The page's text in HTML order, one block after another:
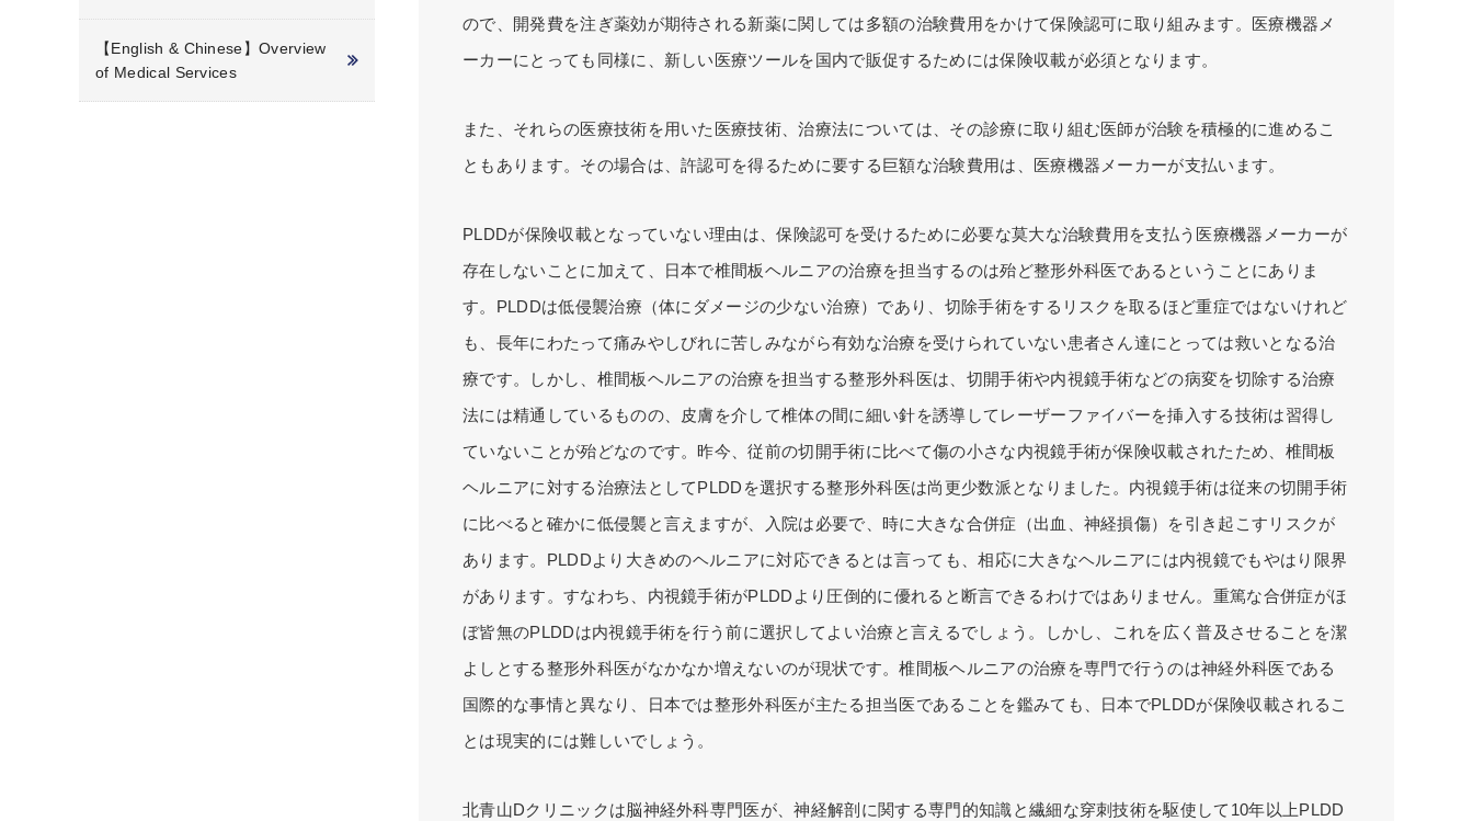
ので、開発費を注ぎ薬効が期待される新薬に関しては多額の治験費用をかけて保険認可に取り組みます。医療機器メ
ーカーにとっても同様に、新しい医療ツールを国内で販促するためには保険収載が必須となります。
また、それらの医療技術を用いた医療技術、治療法については、その診療に取り組む医師が治験を積極的に進めるこ
ともあります。その場合は、許認可を得るために要する巨額な治験費用は、医療機器メーカーが支払います。
PLDDが保険収載となっていない理由は、保険認可を受けるために必要な莫大な治験費用を支払う医療機器メーカーが
存在しないことに加えて、日本で椎間板ヘルニアの治療を担当するのは殆ど整形外科医であるということにありま
す。PLDDは低侵襲治療（体にダメージの少ない治療）であり、切除手術をするリスクを取るほど重症ではないけれど
も、長年にわたって痛みやしびれに苦しみながら有効な治療を受けられていない患者さん達にとっては救いとなる治
療です。しかし、椎間板ヘルニアの治療を担当する整形外科医は、切開手術や内視鏡手術などの病変を切除する治療
法には精通しているものの、皮膚を介して椎体の間に細い針を誘導してレーザーファイバーを挿入する技術は習得し
ていないことが殆どなのです。昨今、従前の切開手術に比べて傷の小さな内視鏡手術が保険収載されたため、椎間板
ヘルニアに対する治療法としてPLDDを選択する整形外科医は尚更少数派となりました。内視鏡手術は従来の切開手術
に比べると確かに低侵襲と言えますが、入院は必要で、時に大きな合併症（出血、神経損傷）を引き起こすリスクが
あります。PLDDより大きめのヘルニアに対応できるとは言っても、相応に大きなヘルニアには内視鏡でもやはり限界
があります。すなわち、内視鏡手術がPLDDより圧倒的に優れると断言できるわけではありません。重篤な合併症がほ
ぼ皆無のPLDDは内視鏡手術を行う前に選択してよい治療と言えるでしょう。しかし、これを広く普及させることを潔
よしとする整形外科医がなかなか増えないのが現状です。椎間板ヘルニアの治療を専門で行うのは神経外科医である
国際的な事情と異なり、日本では整形外科医が主たる担当医であることを鑑みても、日本でPLDDが保険収載されるこ
とは現実的には難しいでしょう。
北青山Dクリニックは脳神経外科専門医が、神経解剖に関する専門的知識と繊細な穿刺技術を駆使して10年以上PLDD
【English & Chinese】Overview
of Medical Services